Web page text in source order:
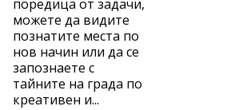
поредица от задачи,
можете да видите
познатите места по
нов начин или да се
запознаете с
тайните на града по
креативен и...